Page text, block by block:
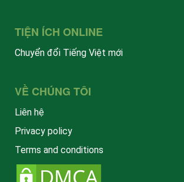
TIỆN ÍCH ONLINE
Chuyển đổi Tiếng Việt mới
VỀ CHÚNG TÔI
Liên hệ
Privacy policy
Terms and conditions